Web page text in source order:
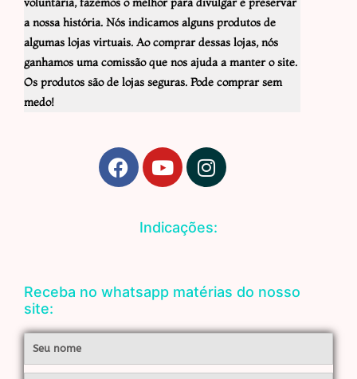
a nossa história. Nós indicamos alguns produtos de
algumas lojas virtuais. Ao comprar dessas lojas, nós
ganhamos uma comissão que nos ajuda a manter o site.
Os produtos são de lojas seguras. Pode comprar sem
medo!
F
a
k
Y
o
t
u
I
n
a
a
Indicações:
Receba no whatsapp matérias do nosso
site: